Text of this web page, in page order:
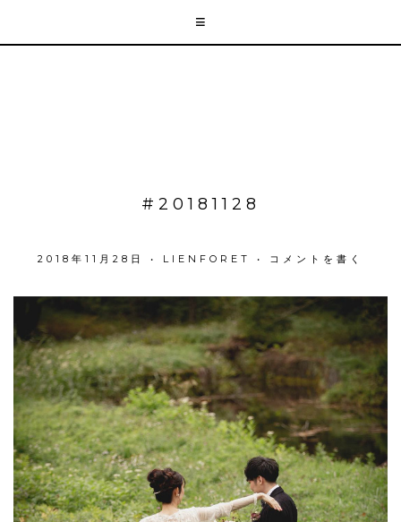
#20181128
2018年11月28日 • LIENFORET • コメントを書く